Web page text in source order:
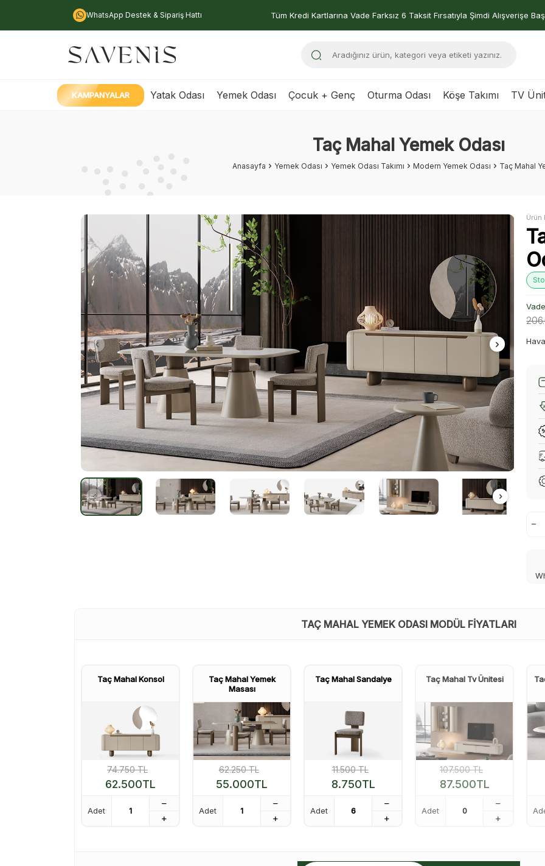
WhatsApp Destek & Sipariş Hattı Tüm Kredi Kartlarına Vade Farksız 6 Taksit Fırsatıyla Şimdi Alışverişe
KAMPANYALAR Yatak Odası Yemek Odası Çocuk + Genç Oturma Odası Köşe Takımı TV
Taç Mahal Yemek Odası
Anasayfa Yemek Odası Yemek Odası Takımı Modern Yemek Odası Taç Mahal
Ürün
TAÇ MAHAL YEMEK ODASI MODÜL FIYATLARI
Taç Mahal Konsol
74.750TL
62.500TL
Adet
Taç Mahal Yemek
Masası
62.250TL
55.000TL
Adet
Taç Mahal Sandalye
11.500TL
8.750TL
Adet
Taç Mahal Tv Ünitesi
107.500TL
87.500TL
Adet